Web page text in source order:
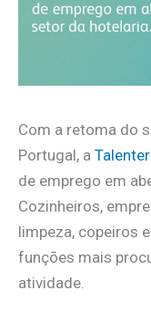
Com a retoma do
Portugal, a Talenter
de emprego em
Cozinheiros,
limpeza, copeiros
funções mais
atividade.